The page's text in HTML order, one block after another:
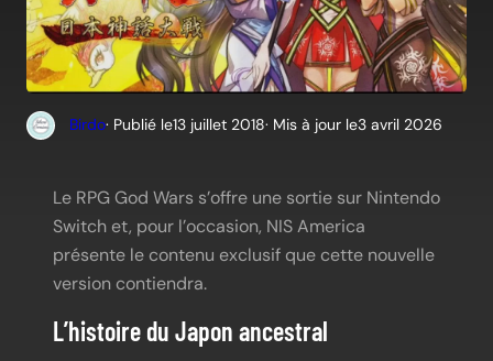
Birdo· Publié le13 juillet 2018· Mis à jour le3 avril 2026
Le RPG God Wars s’offre une sortie sur Nintendo
Switch et, pour l’occasion, NIS America
présente le contenu exclusif que cette nouvelle
version contiendra.
L’histoire du Japon ancestral